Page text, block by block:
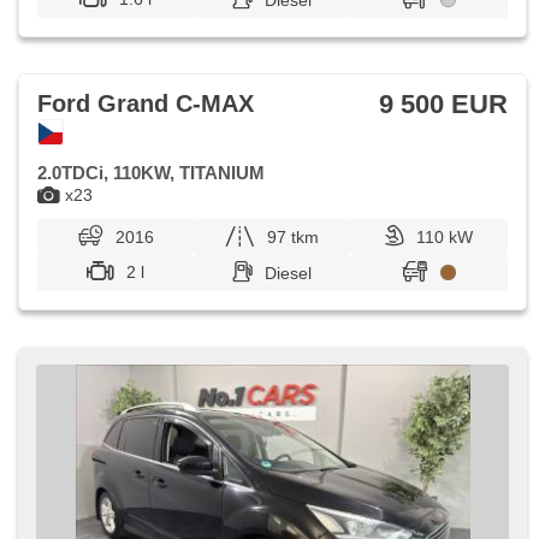
x23
Ford Grand C-MAX 9 500 EUR
2.0TDCi, 110KW, TITANIUM
2016 97 tkm
110 kW
2 l
Diesel